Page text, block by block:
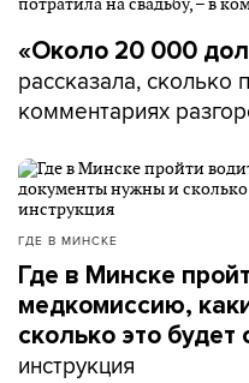
«Около 20 000
рассказала, сколько
комментариях
ГДЕ В МИНСКЕ
Где в Минске
медкомиссию,
сколько это будет
инструкция